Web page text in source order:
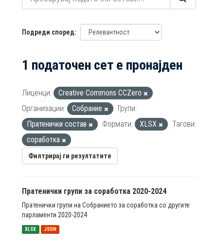
Подреди според
1 податочен сет е пронајден
Лиценци:
Creative Commons CCZero
Организации:
Собрание
Групи:
Пратенички состав
Формати: XLSX
Тагови:
соработка
Филтрирај ги резултатите
Пратенички групи за соработка 2020-2024
Пратенички групи на Собранието за соработка со другите
парламенти 2020-2024
XLSX JSON